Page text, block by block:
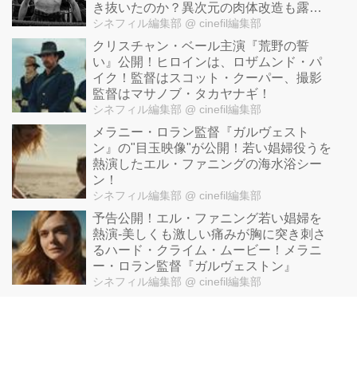
き抜いたのか？異次元の肉体改造も露わ
となる【予告篇＆場面写真一挙解禁】
シネフィル編集部 @ cinefil編集部
クリスチャン・ベール主演『荒野の誓
い』公開！ヒロインは、ロザムンド・パ
イク！監督はスコット・クーパー、撮影
監督はマサノブ・タカヤナギ！
シネフィル編集部 @ cinefil編集部
メラニー・ロラン監督『ガルヴェスト
ン』の"目玉映像"が公開！若い娼婦役うを
熱演したエル・ファニングの海水浴シー
ン！
シネフィル編集部 @ cinefil編集部
予告公開！エル・ファニング若い娼婦を
熱演-美しくも激しい痛みが胸に突き刺さ
るハード・クライム・ムービー！メラニ
ー・ロラン監督『ガルヴェストン』
シネフィル編集部 @ cinefil編集部